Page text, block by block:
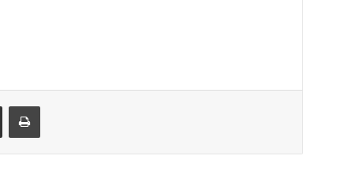
Compartir por correo electrónicoImprimir